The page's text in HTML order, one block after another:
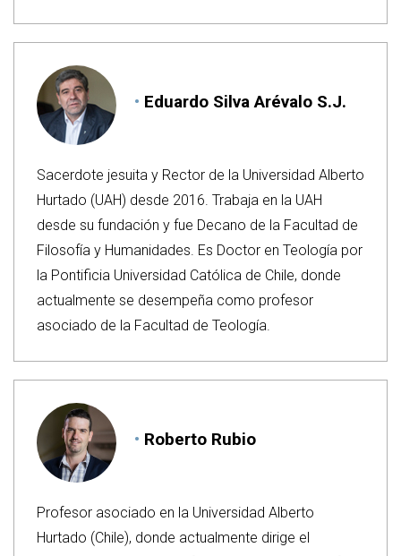
Eduardo Silva Arévalo S.J.
Sacerdote jesuita y Rector de la Universidad Alberto
Hurtado (UAH) desde 2016. Trabaja en la UAH
desde su fundación y fue Decano de la Facultad de
Filosofía y Humanidades. Es Doctor en Teología por
la Pontificia Universidad Católica de Chile, donde
actualmente se desempeña como profesor
asociado de la Facultad de Teología.
Roberto Rubio
Profesor asociado en la Universidad Alberto
Hurtado (Chile), donde actualmente dirige el